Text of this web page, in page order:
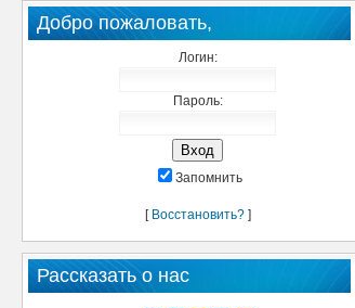
Добро пожаловать,
Логин:
Пароль:
Запомнить
[ Восстановить?]
Рассказать о нас